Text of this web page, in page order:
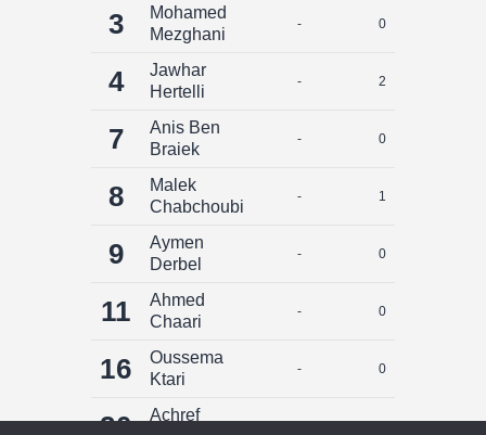
3
Mohamed
Mezghani
- 0
4
Jawhar
Hertelli
- 2
7
Anis Ben
Braiek
- 0
8
Malek
Chabchoubi
- 1
9
Aymen
Derbel
- 0
11
Ahmed
Chaari
- 0
16
Oussema
Ktari
- 0
20
Achref